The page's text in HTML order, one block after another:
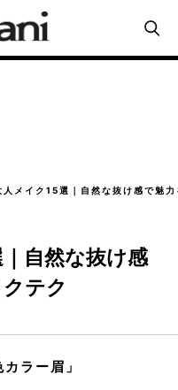
メイク15選｜自然な抜け感で魅
自然な抜け感
テク
ラー眉」